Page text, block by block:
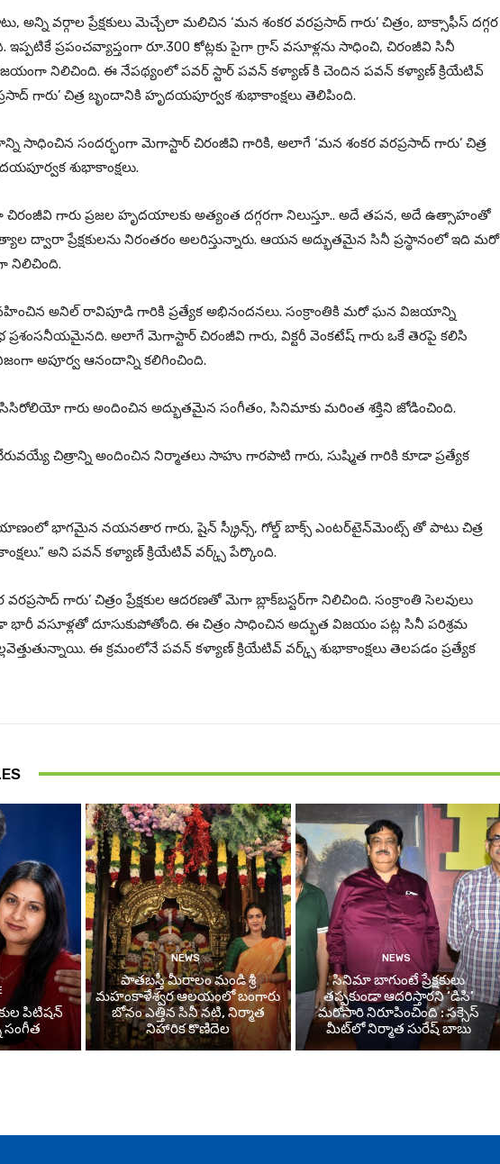
వర్గాల ప్రేక్షకులు మెచ్చేలా మలిచిన ‘మన శంకర వరప్రసాద్ గారు’ చిత్రం, బాక్సాఫీస్ దగ్గర
ఇప్పటికే ప్రపంచవ్యాప్తంగా రూ.300 కోట్లకు పైగా గ్రాస్ వసూళ్లను సాధించి, చిరంజీవి సినీ
నిలిచింది. ఈ నేపథ్యంలో పవర్ స్టార్ పవన్ కళ్యాణ్ కి చెందిన పవన్ కళ్యాణ్ క్రియేటివ్
గారు’ చిత్ర బృందానికి హృదయపూర్వక శుభాకాంక్షలు తెలిపింది.
సాధించిన సందర్భంగా మెగాస్టార్ చిరంజీవి గారికి, అలాగే ‘మన శంకర వరప్రసాద్ గారు’ చిత్ర
శుభాకాంక్షలు.
చిరంజీవి గారు ప్రజల హృదయాలకు అత్యంత దగ్గరగా నిలుస్తూ.. అదే తపన, అదే ఉత్సాహంతో
ద్వారా ప్రేక్షకులను నిరంతరం అలరిస్తున్నారు. ఆయన అద్భుతమైన సినీ ప్రస్థానంలో ఇది మరో
నిలిచింది.
అనిల్ రావిపూడి గారికి ప్రత్యేక అభినందనలు. సంక్రాంతికి మరో ఘన విజయాన్ని
అలాగే మెగాస్టార్ చిరంజీవి గారు, విక్టరీ వెంకటేష్ గారు ఒకే తెరపై కలిసి
నిజంగా అపూర్వ ఆనందాన్ని కలిగించింది.
సిసిరోలియో గారు అందించిన అద్భుతమైన సంగీతం, సినిమాకు మరింత శక్తిని జోడించింది.
చిత్రాన్ని అందించిన నిర్మాతలు సాహు గారపాటి గారు, సుష్మిత గారికి కూడా ప్రత్యేక
భాగమైన నయనతార గారు, షైన్ స్క్రీన్స్, గోల్డ్ బాక్స్ ఎంటర్‌టైన్‌మెంట్స్ తో పాటు చిత్ర
అని పవన్ కళ్యాణ్ క్రియేటివ్ వర్క్స్ పేర్కొంది.
గారు’ చిత్రం ప్రేక్షకుల ఆదరణతో మెగా బ్లాక్‌బస్టర్‌గా నిలిచింది. సంక్రాంతి సెలవులు
వసూళ్లతో దూసుకుపోతోంది. ఈ చిత్రం సాధించిన అద్భుత విజయం పట్ల సినీ పరిశ్రమ
ఈ క్రమంలోనే పవన్ కళ్యాణ్ క్రియేటివ్ వర్క్స్ శుభాకాంక్షలు తెలపడం ప్రత్యేక
పిటిషన్
సంగీత
NEWS
పాతబస్తీ మీరాలం మండి శ్రీ
మహంకాళేశ్వర ఆలయంలో బంగారు
బోనం ఎత్తిన సినీ నటి, నిర్మాత
నిహారిక కొణిదెల
NEWS
సినిమా బాగుంటే ప్రేక్షకులు
తప్పకుండా ఆదరిస్తారని ‘డిసి’
మరోసారి నిరూపించింది : సక్సెస్
మీట్‌లో నిర్మాత సురేష్ బాబు